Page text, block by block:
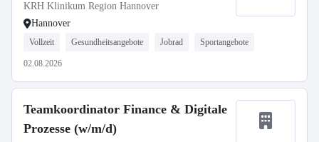
KRH Klinikum Region Hannover
Hannover
Vollzeit Gesundheitsangebote Jobrad Sportangebote
02.08.2026
Teamkoordinator Finance & Digitale
Prozesse (w/m/d)